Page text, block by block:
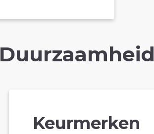
Duurzaamheid
Keurmerken